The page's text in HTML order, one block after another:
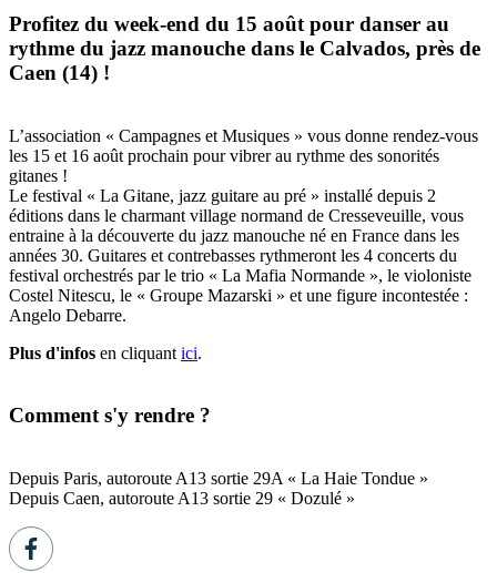
Profitez du week-end du 15 août pour danser au
rythme du jazz manouche dans le Calvados, près de
Caen (14) !
L’association « Campagnes et Musiques » vous donne rendez-vous
les 15 et 16 août prochain pour vibrer au rythme des sonorités
gitanes !
Le festival « La Gitane, jazz guitare au pré » installé depuis 2
éditions dans le charmant village normand de Cresseveuille, vous
entraine à la découverte du jazz manouche né en France dans les
années 30. Guitares et contrebasses rythmeront les 4 concerts du
festival orchestrés par le trio « La Mafia Normande », le violoniste
Costel Nitescu, le « Groupe Mazarski » et une figure incontestée :
Angelo Debarre.
Plus d'infos en cliquant ici.
Comment s'y rendre ?
Depuis Paris, autoroute A13 sortie 29A « La Haie Tondue »
Depuis Caen, autoroute A13 sortie 29 « Dozulé »